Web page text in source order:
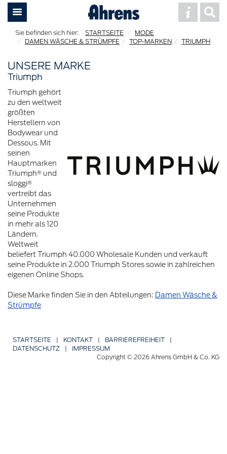
STARTSEITE
MODE
DAMEN WÄSCHE & STRÜMPFE
TOP-MARKEN TRIUMPH
UNSERE MARKE
Triumph
Triumph gehört
zu den weltweit
größten
Herstellern von
Bodywear und
Dessous. Mit
seinen
Hauptmarken
Triumph® und
sloggi®
vertreibt das
Unternehmen
seine Produkte
in mehr als 120
Ländern.
Weltweit
beliefert Triumph 40.000 Wholesale Kunden und verkauft
seine Produkte in 2.000 Triumph Stores sowie in zahlreichen
eigenen Online Shops.
Diese Marke finden Sie in den Abteilungen: Damen Wäsche &
Strümpfe
STARTSEITE | KONTAKT | BARRIERE­FREIHEIT
|
DATENSCHUTZ
|
IMPRESSUM
Copyright © 2026 Ahrens GmbH & Co. KG